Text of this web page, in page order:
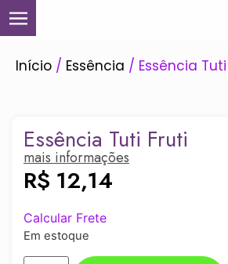
Início / Essência / Essência
Essência Tuti Fruti
mais informações
R$ 12,14
Calcular Frete
Em estoque